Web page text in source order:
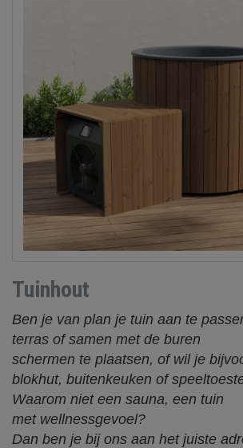
Tuinhout
Ben je van plan je tuin aan te
terras of samen met de buren
schermen te plaatsen, of wil je
blokhut, buitenkeuken of
Waarom niet een sauna, een tuin
met wellnessgevoel?
Dan ben je bij ons aan het juiste